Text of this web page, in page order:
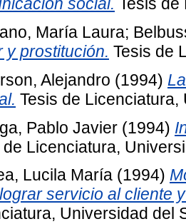
María Laura;
y prostitución. Tesis de
Alejandro (1994)
Tesis de
Pablo Javier (1994)
de Licenciatura,
Lucila María (1994)
servicio al cliente
Universidad del